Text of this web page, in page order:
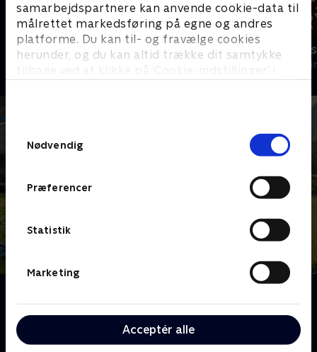
samarbejdspartnere kan anvende cookie-data til
målrettet markedsføring på egne og andres
platforme. Du kan til- og fravælge cookies
herunder, og du kan altid trække dit samtykke
tilbage ved at klikke på ’Cookie-indstillinger’ i
Nødvendig
Præferencer
Statistik
Marketing
Acceptér alle
Mord på Mallorca
Krimi & Spænding • 2 sæsoner
Farligt
Krimi &
mistænkelige mord i Berchtesgaden.